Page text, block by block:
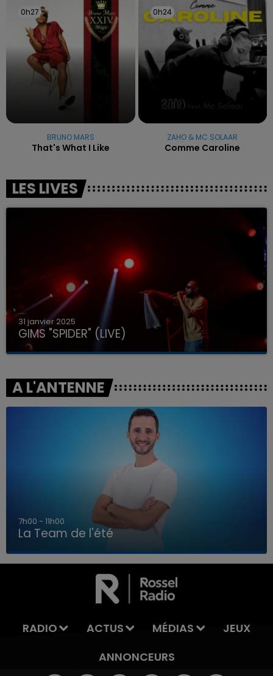
LA TEAM DE L'ÉTÉ
0h27
0h27
BRUNO MARS
That's What I Like
0h24
0h24
ZAHO & MC SOLAAR
Comme Caroline
LES LIVES
31 janvier 2025
GIMS "SPIDER" (LIVE)
A L'ANTENNE
7h00 - 11h00
La Team de l'été
RADIO ACTUS MÉDIAS
JEUX
ANNONCEURS